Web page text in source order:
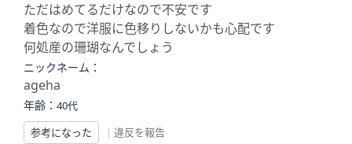
ただはめてるだけなので不安です
着色なので洋服に色移りしないかも心配です
何処産の珊瑚なんでしょう
ニックネーム：
ageha
年齢： 40代
参考になった
| 違反を報告